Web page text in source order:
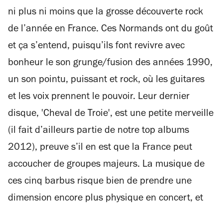
ni plus ni moins que la grosse découverte rock
de l’année en France. Ces Normands ont du goût
et ça s’entend, puisqu’ils font revivre avec
bonheur le son grunge/fusion des années 1990,
un son pointu, puissant et rock, où les guitares
et les voix prennent le pouvoir. Leur dernier
disque, 'Cheval de Troie', est une petite merveille
(il fait d’ailleurs partie de notre top albums
2012), preuve s’il en est que la France peut
accoucher de groupes majeurs. La musique de
ces cinq barbus risque bien de prendre une
dimension encore plus physique en concert, et